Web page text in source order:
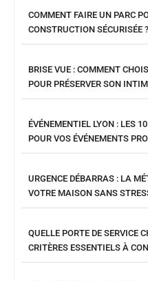
COMMENT FAIRE UN PARC
CONSTRUCTION SÉCURISÉE ?
BRISE VUE : COMMENT
POUR PRÉSERVER SON
ÉVÉNEMENTIEL LYON : LES
POUR VOS ÉVÉNEMENTS
URGENCE DÉBARRAS : LA
VOTRE MAISON SANS
QUELLE PORTE DE SERVICE
CRITÈRES ESSENTIELS À